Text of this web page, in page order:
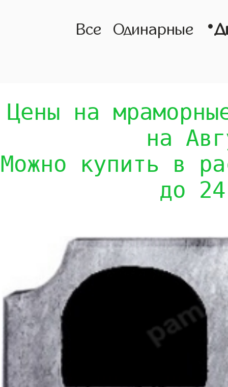
Все Одинарные •
Цены на
на
Можно купить в
до